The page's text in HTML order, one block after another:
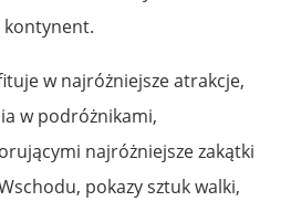
w najróżniejsze atrakcje,
w podróżnikami,
najróżniejsze zakątki
pokazy sztuk walki,